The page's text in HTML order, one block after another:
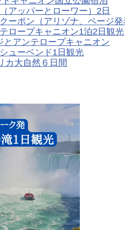
アッパーとローワー）2日
ポン（アリゾナ、ページ発
ロープキャニオン1泊2日観光
アンテロープキャニオン
ューベンド1日観光
カ大自然６日間